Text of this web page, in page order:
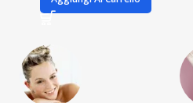
Aggiungi Al Carrello